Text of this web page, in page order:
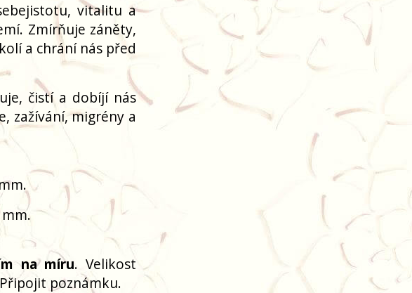
vitalitu a
Zmírňuje záněty,
a chrání nás před
čistí a dobíjí nás
zažívání, migrény a
na míru. Velikost
poznámku.